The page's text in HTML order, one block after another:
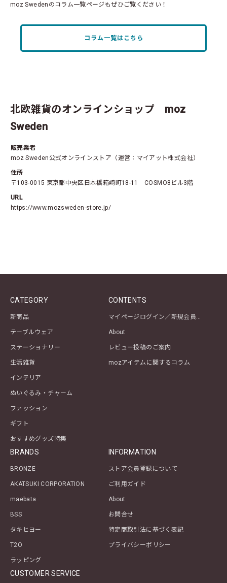
moz Swedenのコラム一覧ページもぜひご覧ください！
コラム一覧はこちら
北欧雑貨のオンラインショップ moz
Sweden
販売業者
moz Sweden公式オンラインストア（運営：マイアット株式会社）
住所
〒103-0015 東京都中央区日本橋箱崎町18-11 COSMO8ビル3階
URL
https://www.mozsweden-store.jp/
CATEGORY
新商品
テーブルウェア
ステーショナリー
生活雑貨
インテリア
ぬいぐるみ・チャーム
ファッション
ギフト
おすすめグッズ特集
CONTENTS
マイページログイン／新規会員登録
About
レビュー投稿のご案内
mozアイテムに関するコラム
BRANDS
BRONZE
AKATSUKI CORPORATION
maebata
BSS
タキヒヨー
T2O
ラッピング
INFORMATION
ストア会員登録について
ご利用ガイド
About
お問合せ
特定商取引法に基づく表記
プライバシーポリシー
CUSTOMER SERVICE